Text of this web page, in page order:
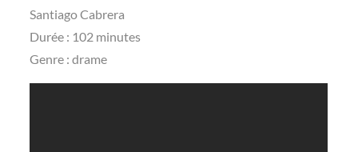
Santiago Cabrera
Durée : 102 minutes
Genre : drame